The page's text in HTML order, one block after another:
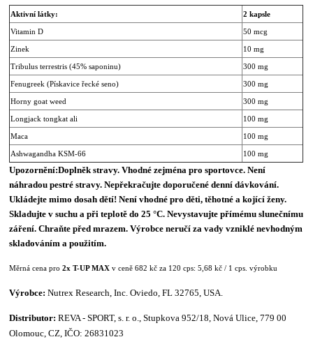
Aktivní látky: 2 kapsle
Vitamin D 50 mcg
Zinek 10 mg
Tribulus terrestris (45% saponinu) 300 mg
Fenugreek (Pískavice řecké seno) 300 mg
Horny goat weed 300 mg
Longjack tongkat ali 100 mg
Maca 100 mg
Ashwagandha KSM-66 100 mg
Upozornění:Doplněk stravy. Vhodné zejména pro sportovce. Není
náhradou pestré stravy. Nepřekračujte doporučené denní dávkování.
Ukládejte mimo dosah dětí! Není vhodné pro děti, těhotné a kojící ženy.
Skladujte v suchu a při teplotě do 25 °C. Nevystavujte přímému slunečnímu
záření. Chraňte před mrazem. Výrobce neručí za vady vzniklé nevhodným
skladováním a použitím.
Měrná cena pro2x T-UP MAX v ceně 682 kč za 120 cps: 5,68 kč / 1 cps. výrobku
Výrobce:Nutrex Research, Inc. Oviedo, FL 32765, USA.
Distributor:REVA - SPORT, s. r. o., Stupkova 952/18, Nová Ulice, 779 00
Olomouc, CZ, IČO: 26831023